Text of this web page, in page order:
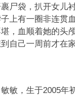
尸袋，扒开女儿
上有一圈非连贯
，血顺着她的头
自己一周前才在
敏，生于2005年